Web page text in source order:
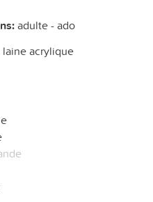
adulte - ado
laine acrylique